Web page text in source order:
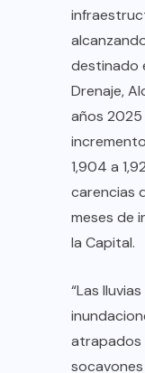
destinado
Drenaje,
años
1,904 a
carencias
meses de
la Capital.
“Las
atrapados